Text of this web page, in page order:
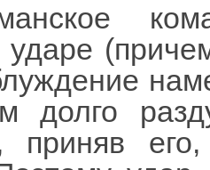
долго
приняв